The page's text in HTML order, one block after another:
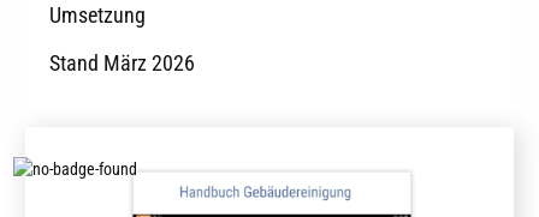
Umsetzung
Stand März 2026